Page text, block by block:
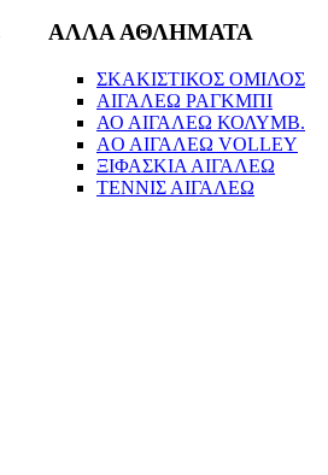
ΑΛΛΑ ΑΘΛΗΜΑΤΑ
ΣΚΑΚΙΣΤΙΚΟΣ ΟΜΙΛΟΣ
ΑΙΓΑΛΕΩ ΡΑΓΚΜΠΙ
ΑΟ ΑΙΓΑΛΕΩ ΚΟΛΥΜΒ.
AO AIΓΑΛΕΩ VOLLEY
ΞΙΦΑΣΚΙΑ ΑΙΓΑΛΕΩ
ΤΕΝΝΙΣ ΑΙΓΑΛΕΩ